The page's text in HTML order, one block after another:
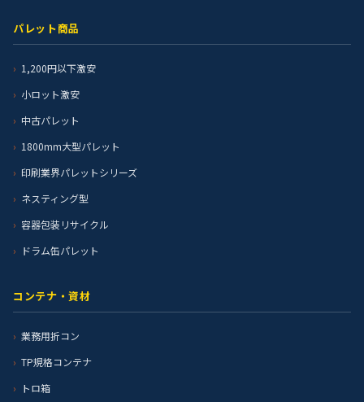
パレット商品
1,200円以下激安
小ロット激安
中古パレット
1800mm大型パレット
印刷業界パレットシリーズ
ネスティング型
容器包装リサイクル
ドラム缶パレット
コンテナ・資材
業務用折コン
TP規格コンテナ
トロ箱